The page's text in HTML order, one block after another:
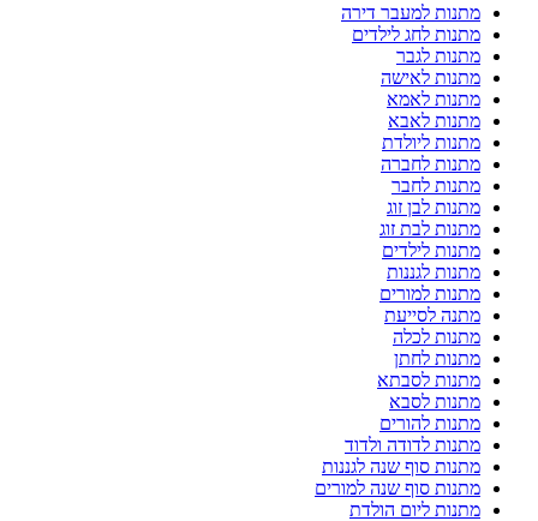
מתנות למעבר דירה
מתנות לחג לילדים
מתנות לגבר
מתנות לאישה
מתנות לאמא
מתנות לאבא
מתנות ליולדת
מתנות לחברה
מתנות לחבר
מתנות לבן זוג
מתנות לבת זוג
מתנות לילדים
מתנות לגננות
מתנות למורים
מתנה לסייעת
מתנות לכלה
מתנות לחתן
מתנות לסבתא
מתנות לסבא
מתנות להורים
מתנות לדודה ולדוד
מתנות סוף שנה לגננות
מתנות סוף שנה למורים
מתנות ליום הולדת